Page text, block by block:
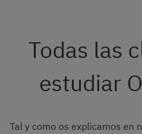
Todas las
estudiar
Tal y como os explicamos en